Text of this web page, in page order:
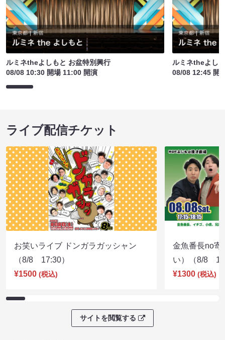
ルミネtheよしもと お盆特別興行
08/08 10:30 開場 11:00 開演
ルミネtheよし
08/08 12:45 開
ライブ配信チケット
お笑いライブ ドンガラガッシャン
（8/8 17:30）
¥1500 (税込)
金魚番長no寄
い）（8/8
¥1300 (税込)
サイトを閲覧する